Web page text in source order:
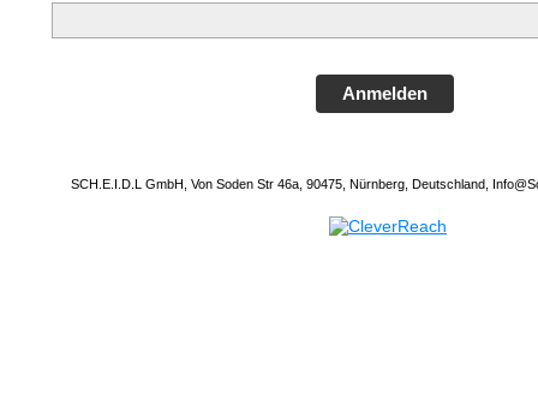
Anmelden
SCH.E.I.D.L GmbH, Von Soden Str 46a, 90475, Nürnberg, Deutschland,